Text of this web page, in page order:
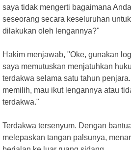
saya tidak mengerti bagaimana
seseorang secara keseluruhan
dilakukan oleh lengannya?"
Hakim menjawab, "Oke, gunakan
saya memutuskan menjatuhkan
terdakwa selama satu tahun
memilih, mau ikut lengannya atau
terdakwa."
Terdakwa tersenyum. Dengan
melepaskan tangan palsunya,